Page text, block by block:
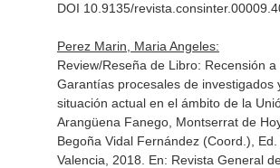
DOI 10.9135/
Perez Marin, Maria Angeles:
Review/Reseña de Libro: Recensión
Garantías procesales de investigados
situación actual en el ámbito de la
Arangüena Fanego, Montserrat de
Begoña Vidal Fernández (Coord.), Ed.
Valencia, 2018. En: Revista General